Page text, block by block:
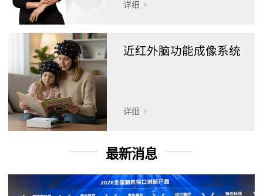
详细
近红外脑功能成像系统
详细
最新消息